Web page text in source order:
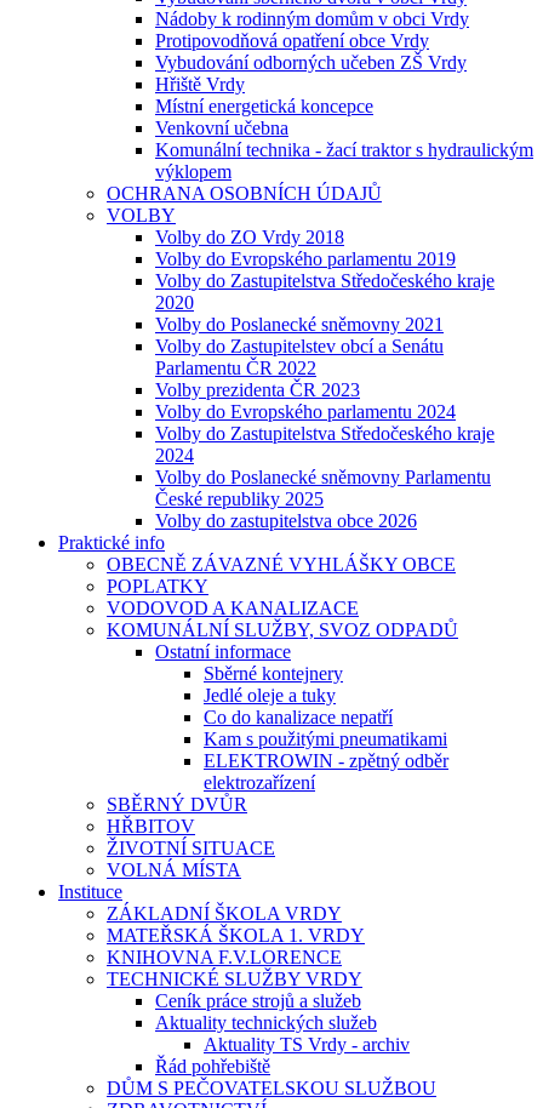
Nádoby k rodinným domům v obci Vrdy
Protipovodňová opatření obce Vrdy
Vybudování odborných učeben ZŠ Vrdy
Hřiště Vrdy
Místní energetická koncepce
Venkovní učebna
Komunální technika - žací traktor s hydraulickým
výklopem
OCHRANA OSOBNÍCH ÚDAJŮ
VOLBY
Volby do ZO Vrdy 2018
Volby do Evropského parlamentu 2019
Volby do Zastupitelstva Středočeského kraje
2020
Volby do Poslanecké sněmovny 2021
Volby do Zastupitelstev obcí a Senátu
Parlamentu ČR 2022
Volby prezidenta ČR 2023
Volby do Evropského parlamentu 2024
Volby do Zastupitelstva Středočeského kraje
2024
Volby do Poslanecké sněmovny Parlamentu
České republiky 2025
Volby do zastupitelstva obce 2026
Praktické info
OBECNĚ ZÁVAZNÉ VYHLÁŠKY OBCE
POPLATKY
VODOVOD A KANALIZACE
KOMUNÁLNÍ SLUŽBY, SVOZ ODPADŮ
Ostatní informace
Sběrné kontejnery
Jedlé oleje a tuky
Co do kanalizace nepatří
Kam s použitými pneumatikami
ELEKTROWIN - zpětný odběr
elektrozařízení
SBĚRNÝ DVŮR
HŘBITOV
ŽIVOTNÍ SITUACE
VOLNÁ MÍSTA
Instituce
ZÁKLADNÍ ŠKOLA VRDY
MATEŘSKÁ ŠKOLA 1. VRDY
KNIHOVNA F.V.LORENCE
TECHNICKÉ SLUŽBY VRDY
Ceník práce strojů a služeb
Aktuality technických služeb
Aktuality TS Vrdy - archiv
Řád pohřebiště
DŮM S PEČOVATELSKOU SLUŽBOU